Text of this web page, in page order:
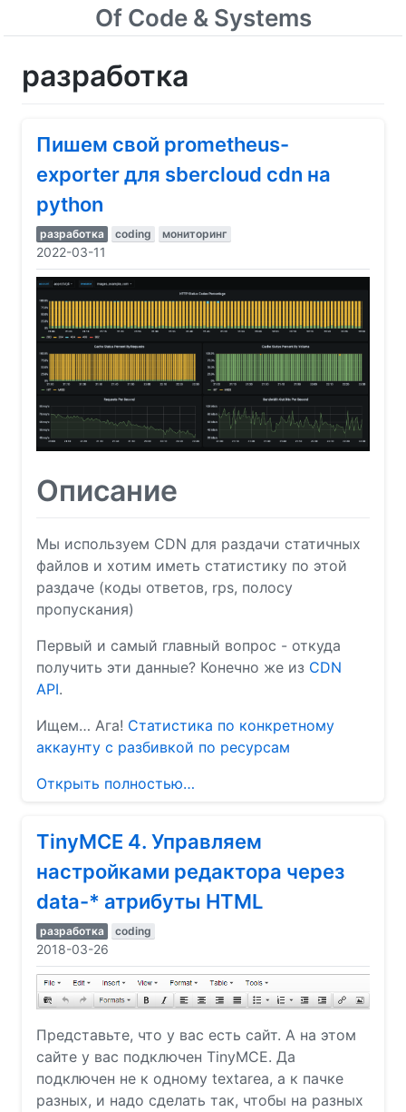
Of Code & Systems
разработка
Пишем свой prometheus-
exporter для sbercloud cdn на
python
разработка coding мониторинг
2022-03-11
Описание
Мы используем CDN для раздачи статичных
файлов и хотим иметь статистику по этой
раздаче (коды ответов, rps, полосу
пропускания)
Первый и самый главный вопрос - откуда
получить эти данные? Конечно же из CDN
API.
Ищем… Ага! Статистика по конкретному
аккаунту с разбивкой по ресурсам
Открыть полностью…
TinyMCE 4. Управляем
настройками редактора через
data-* атрибуты HTML
разработка coding
2018-03-26
Представьте, что у вас есть сайт. А на этом
сайте у вас подключен TinyMCE. Да
подключен не к одному textarea, а к пачке
разных, и надо сделать так, чтобы на разных